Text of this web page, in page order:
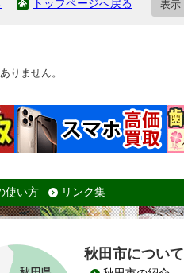
トップページへ戻る 表示
りません。
使い方 リンク集
秋田市について